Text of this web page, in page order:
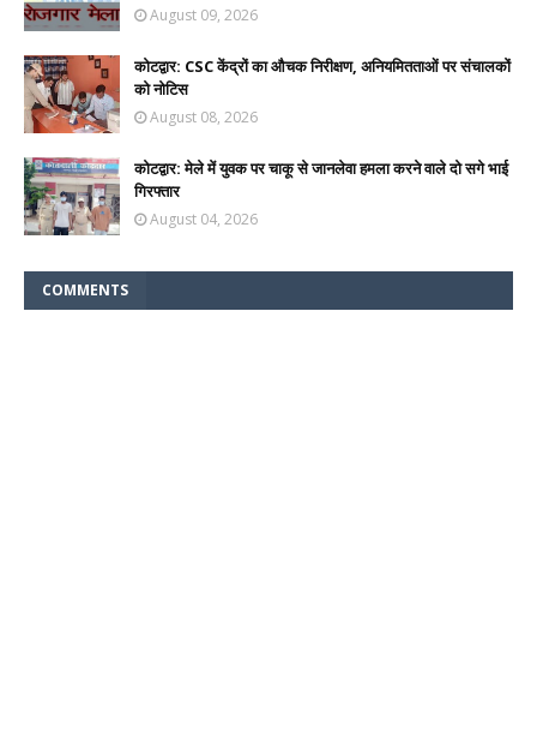
August 09, 2026
कोटद्वार: CSC केंद्रों का औचक निरीक्षण, अनियमितताओं पर संचालकों
को नोटिस
August 08, 2026
कोटद्वार: मेले में युवक पर चाकू से जानलेवा हमला करने वाले दो सगे भाई
गिरफ्तार
August 04, 2026
COMMENTS